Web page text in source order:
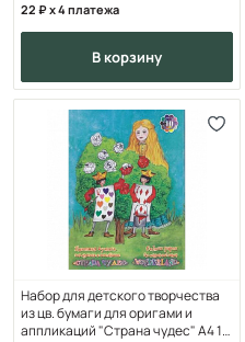
22 x 4 платежа
в корзину
Набор для детского творчества
из цв. бумаги для оригами и
аппликаций "Страна чудес" А4 10